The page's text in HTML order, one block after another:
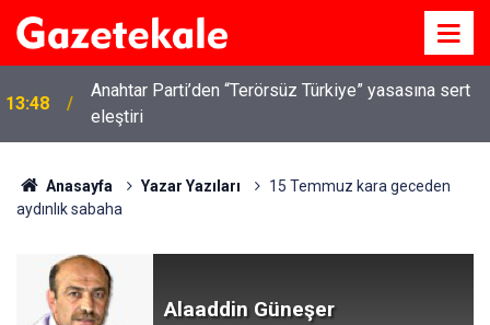
13:48
Anahtar Parti’den “Terörsüz Türkiye” yasasına sert
eleştiri
13:07
Kırıkkale’de hayvan hastalıklarına karşı denetimler
artırıldı
Anasayfa Yazar Yazıları
15 Temmuz kara geceden
aydınlık sabaha
Alaaddin Güneşer